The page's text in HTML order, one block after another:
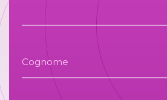
Cognome